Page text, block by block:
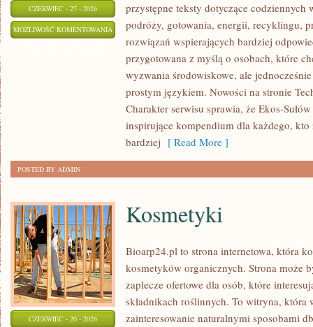
CZERWIEC - 27 - 2026
MOŻLIWOŚĆ KOMENTOWANIA PRZYRODA
OCHRONA
ŚRODOWISKA
przystępne teksty dotyczące
podróży, gotowania, energii, recyklingu,
rozwiązań wspierających bardziej
przygotowana z myślą o osobach, które
wyzwania środowiskowe, ale
prostym językiem. Nowości na stronie
Charakter serwisu sprawia, że Ekos-
inspirujące kompendium dla każdego, kto
bardziej [ Read More ]
POSTED BY ADMIN
CZERWIEC - 20 - 2026
Kosmetyki
Bioarp24.pl to strona internetowa, która
kosmetyków organicznych. Strona może
zaplecze ofertowe dla osób, które
składnikach roślinnych. To witryna, która
zainteresowanie naturalnymi sposobami